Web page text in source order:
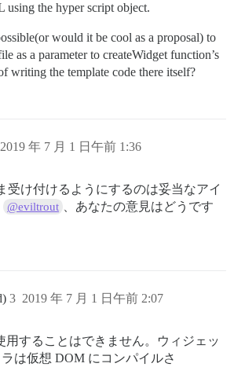
using the hyper script object.
would it be cool as a proposal) to
as a parameter to createWidget function’s
writing the template code there itself?
2019 年 7 月 1 日午前 1:36
受け付けるようにするのは妥当なアイ
@eviltrout
、あなたの意見はどうです
2019 年 7 月 1 日午前 2:07
3
用することはできません。ウィジェッ
ラは仮想 DOM にコンパイルさ